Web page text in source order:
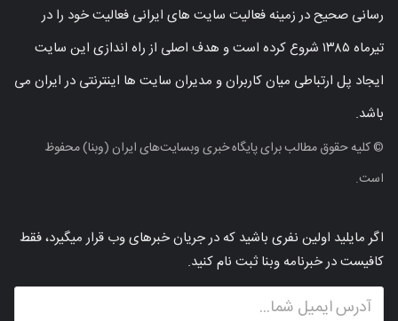
رسانی صحیح در زمینه فعالیت سایت های ایرانی فعالیت خود را در
تیرماه ۱۳۸۵ شروع کرده است و هدف اصلی از راه اندازی این سایت
ایجاد پل ارتباطی میان کاربران و مدیران سایت ها اینترنتی در ایران می
باشد.
© کلیه حقوق مطالب برای پایگاه خبری وبسایت‌های ایران (وبنا) محفوظ
است.
اگر مایلید اولین نفری باشید که در جریان خبرهای وب قرار میگیرد، فقط
کافیست در خبرنامه وبنا ثبت نام کنید.